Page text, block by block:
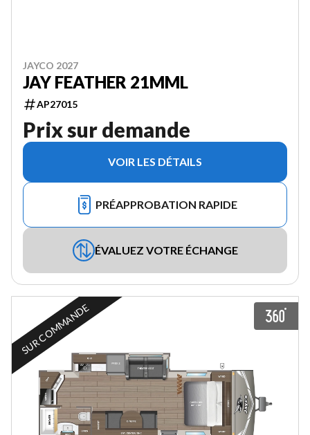
JAYCO 2027
JAY FEATHER 21MML
AP27015
Prix sur demande
VOIR LES DÉTAILS
PRÉAPPROBATION RAPIDE
ÉVALUEZ VOTRE ÉCHANGE
SUR COMMANDE